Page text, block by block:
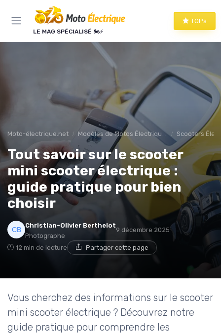
LE MAG SPÉCIALISÉ 🏍️⚡
TOPs
Moto-électrique.net Modèles de Motos Électriques Scooters
Tout savoir sur le scooter
mini scooter électrique :
guide pratique pour bien
choisir
Christian-Olivier Berthelot
Photographe
9 décembre 2025
12 min de lecture Partager cette page
Vous cherchez des informations sur le scooter
mini scooter électrique ? Découvrez notre
guide pratique pour comprendre les
Panneau de gestion des cookies